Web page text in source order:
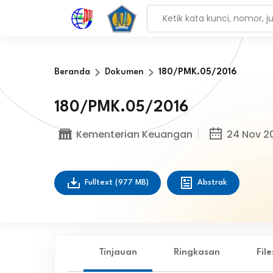
Beranda Dokumen 180/PMK.05/2016
180/PMK.05/2016
Kementerian Keuangan 24 Nov
Fulltext (977 MB) Abstrak
Tinjauan Ringkasan